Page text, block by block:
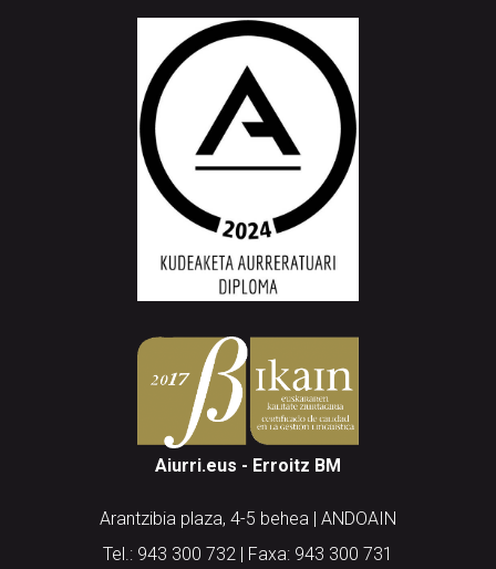
Aiurri.eus - Erroitz BM
Arantzibia plaza, 4-5 behea | ANDOAIN
Tel.: 943 300 732 | Faxa: 943 300 731